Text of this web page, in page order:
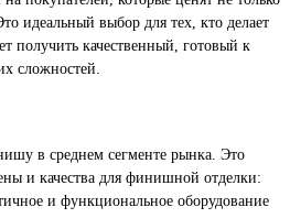
идеальный выбор для тех, кто делает
получить качественный, готовый к
сложностей.
в среднем сегменте рынка. Это
и качества для финишной отделки:
и функциональное оборудование